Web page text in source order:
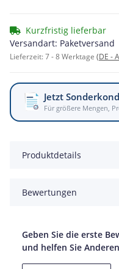
Kurzfristig lieferbar
Versandart: Paketversand
Lieferzeit:7 - 8 Werktage (DE -
Jetzt
Für größere Mengen,
Produktdetails
Bewertungen
Geben Sie die erste
und helfen Sie